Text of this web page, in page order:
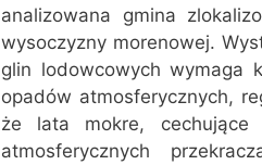
analizowana gmina
wysoczyzny morenowej.
glin lodowcowych wymaga
opadów atmosferycznych,
że lata mokre,
atmosferycznych